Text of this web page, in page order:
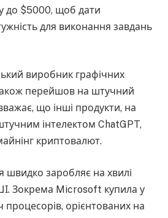
до $5000, щоб дати
для виконання завдань
виробник графічних
перейшов на штучний
що інші продукти, на
інтелектом ChatGPT,
криптовалют.
швидко заробляє на хвилі
Зокрема Microsoft купила у
процесорів, орієнтованих на